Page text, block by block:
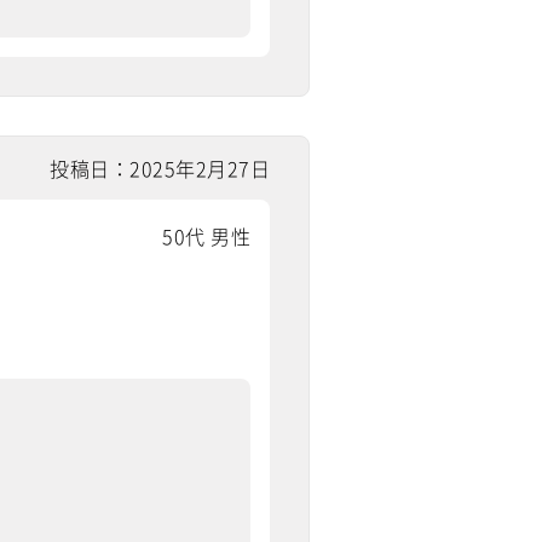
投稿日：2025年2月27日
50代 男性